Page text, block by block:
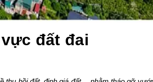
đất đai